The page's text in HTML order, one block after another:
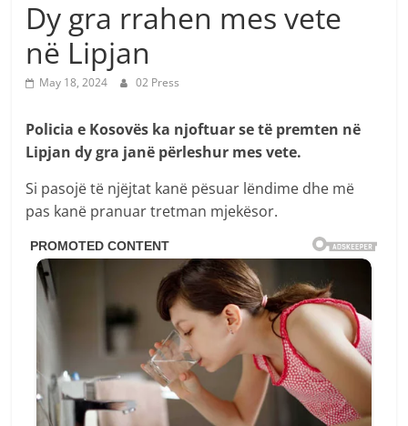
Dy gra rrahen mes vete
në Lipjan
May 18, 2024 02 Press
Policia e Kosovës ka njoftuar se të premten në
Lipjan dy gra janë përleshur mes vete.
Si pasojë të njëjtat kanë pësuar lëndime dhe më
pas kanë pranuar tretman mjekësor.